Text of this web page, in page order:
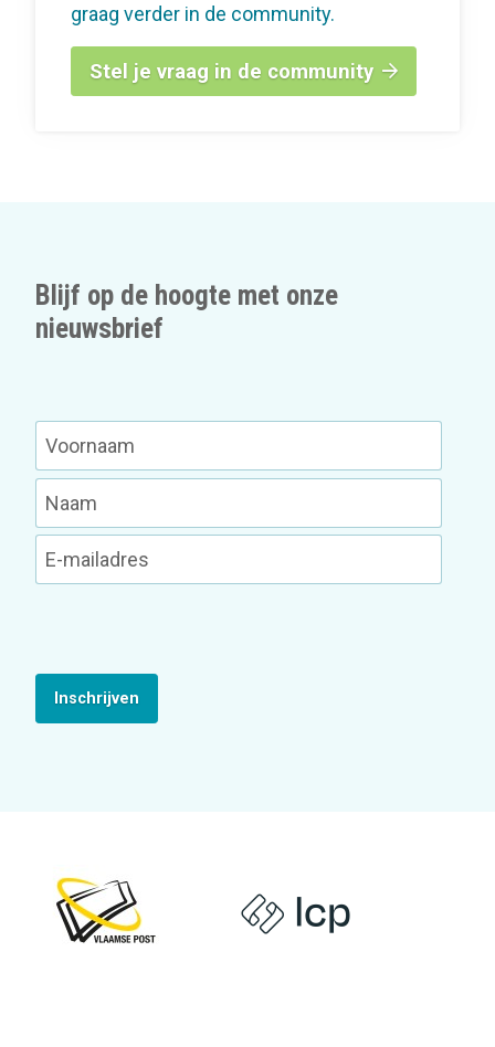
graag verder in de community.
Stel je vraag in de community
Blijf op de hoogte met onze
nieuwsbrief
Inschrijven